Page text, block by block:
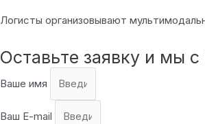
Логисты организовывают
Оставьте заявку и мы
Ваше имя
Ваш E-mail